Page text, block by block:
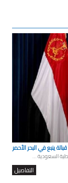
ينبع في البحر الأحمر
السعودية ...
التفاصيل